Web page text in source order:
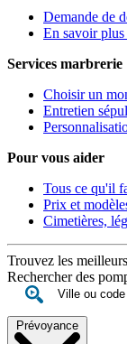
Demande de
En savoir
Services marbrerie
Choisir un
Entretien
Pour vous aider
Tous ce qu'il
Prix et
Cimetières,
Trouvez les
Rechercher des
Prévoyance